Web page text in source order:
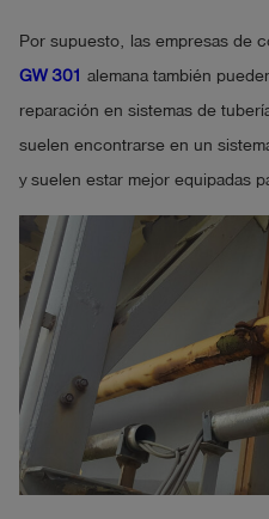
Por supuesto, las empresas de
GW 301 alemana también
reparación en sistemas de
suelen encontrarse en un
y suelen estar mejor equipadas